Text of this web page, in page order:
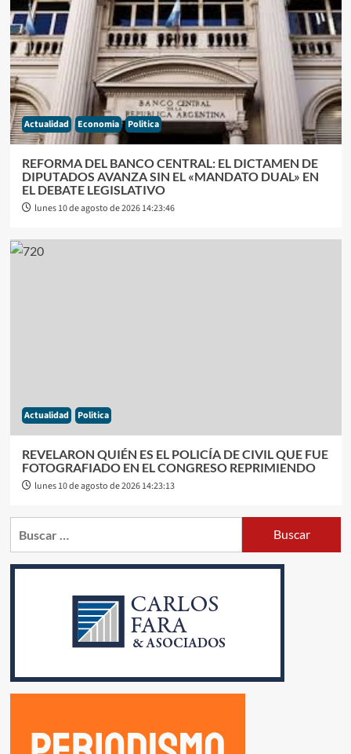
Actualidad Economia Politica
REFORMA DEL BANCO CENTRAL: EL DICTAMEN DE
DIPUTADOS AVANZA SIN EL «MANDATO DUAL» EN
EL DEBATE LEGISLATIVO
lunes 10 de agosto de 2026 14:23:46
Actualidad Politica
REVELARON QUIÉN ES EL POLICÍA DE CIVIL QUE FUE
FOTOGRAFIADO EN EL CONGRESO REPRIMIENDO
lunes 10 de agosto de 2026 14:23:13